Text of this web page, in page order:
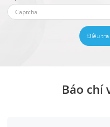
Điều tra
Báo chí